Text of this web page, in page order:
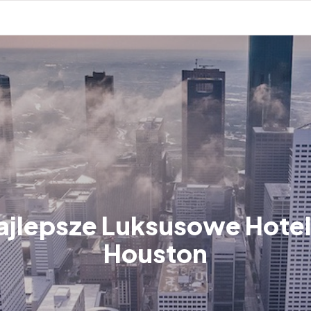
Luksusowe
Houston